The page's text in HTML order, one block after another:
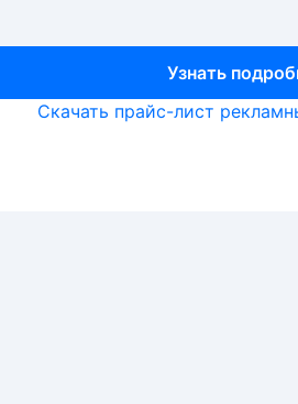
Узнать
Узнать
Скачать прайс-лист